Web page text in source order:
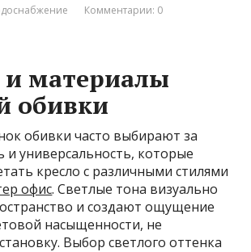
Комментарии: 0
материалы
обивки
обивки часто выбирают за
и универсальность, которые
кресло с различными стилями
офис. Светлые тона визуально
и создают ощущение
насыщенности, не
Выбор светлого оттенка